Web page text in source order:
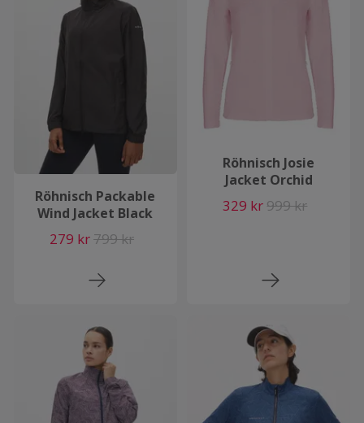
Röhnisch Packable
Wind Jacket Black
279 kr799 kr
Röhnisch Josie
Jacket Orchid
329 kr 999 kr